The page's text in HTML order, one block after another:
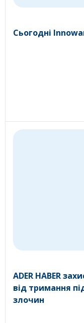
Сьогодні
ADER HABER
від тримання
злочин